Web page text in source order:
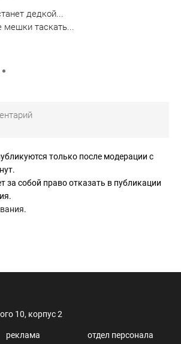
дедкой...
таскать...
только после модерации с
за собой право отказать в публикации
.
10, корпус 2
реклама
отдел персонала